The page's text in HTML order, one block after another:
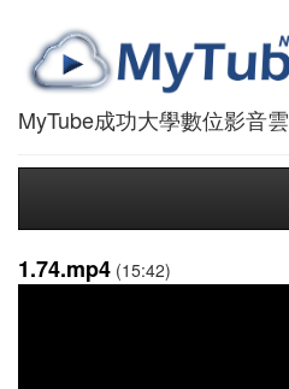
MyTube成功大學數位影音雲
1.74.mp4 (15:42)